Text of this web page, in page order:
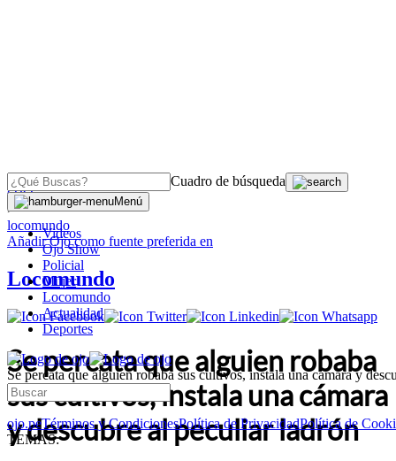
Cuadro de búsqueda
Menú
Videos
Ojo Show
Policial
Mujer
Locomundo
Actualidad
Deportes
Se percata que alguien robaba sus cultivos, instala una cámara y
ojo.peTérminos y CondicionesPolítica de PrivacidadPolítica de
TEMAS:
OJO
>
locomundo
AñadirOjocomo fuente preferida en
Locomundo
Se percata que alguien robaba
sus cultivos, instala una cámara
y descubre al peculiar ladrón